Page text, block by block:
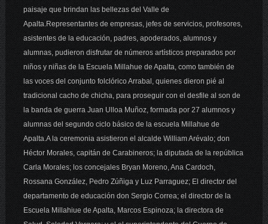
paisaje que brindan las bellezas del Valle de
Apalta.Representantes de empresas, jefes de servicios, profesores,
asistentes de la educación, padres, apoderados, alumnos y
alumnas, pudieron disfrutar de números artísticos preparados por
niños y niñas de la Escuela Millahue de Apalta, como también de
las voces del conjunto folclórico Arrabal, quienes dieron pié al
tradicional cacho de chicha, para proseguir con el desfile al son de
la banda de guerra Juan Ulloa Muñoz, formada por 27 alumnos y
alumnas del segundo ciclo básico de la escuela Millahue de
Apalta.A la ceremonia asistieron el alcalde William Arévalo; don
Héctor Morales, capitán de Carabineros; la diputada de la república
Carla Morales; los concejales Bryan Moreno, Ana Cardoch,
Rossana González, Pedro Zúñiga y Luz Parraguez; El director del
departamento de educación don Sergio Correa; el director de la
Escuela Millahiue de Apalta, Marcos Espinoza; la directora de